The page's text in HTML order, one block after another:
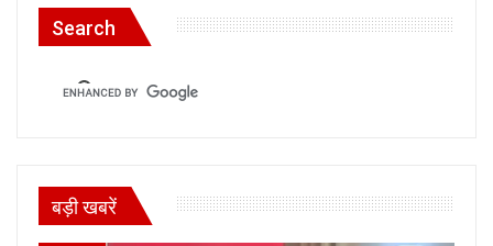
Search
बड़ी खबरें